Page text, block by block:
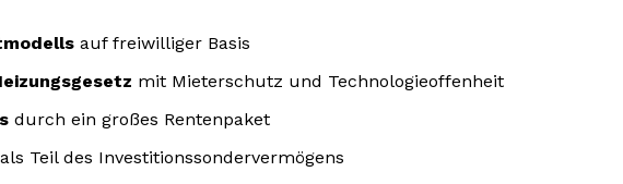
auf freiwilliger Basis
mit Mieterschutz und Technologieoffenheit
durch ein großes Rentenpaket
als Teil des Investitionssondervermögens